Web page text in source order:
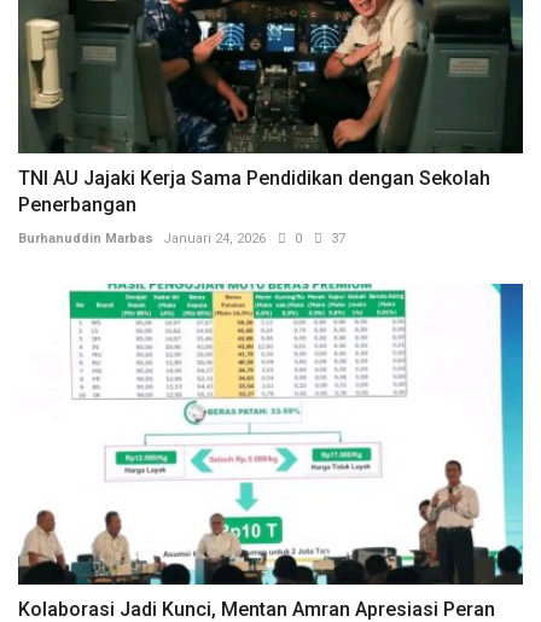
TNI AU Jajaki Kerja Sama Pendidikan dengan Sekolah
Penerbangan
Burhanuddin Marbas Januari 24, 2026 0 37
Kolaborasi Jadi Kunci, Mentan Amran Apresiasi Peran